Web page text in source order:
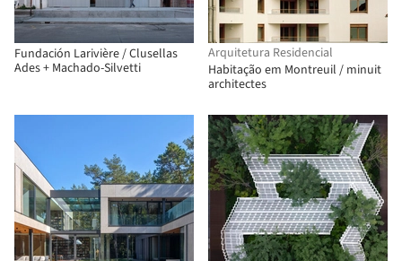
Fundación Larivière / Clusellas
Ades + Machado-Silvetti
Arquitetura Residencial
Habitação em Montreuil / minuit
architectes